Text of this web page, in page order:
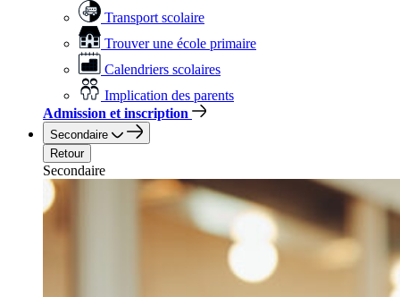
Transport scolaire
Trouver une école primaire
Calendriers scolaires
Implication des parents
Admission et inscription
Secondaire
Retour
Secondaire